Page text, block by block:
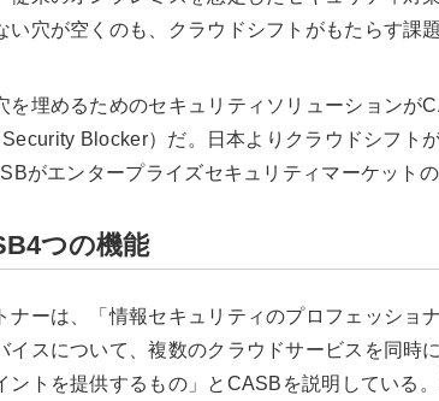
い穴が空くのも、クラウドシフトがもたらす課
埋めるためのセキュリティソリューションが
Blocker）だ。日本よりクラウドシフト
がエンタープライズセキュリティマーケット
つの機能
ーは、「情報セキュリティのプロフェッショ
イスについて、複数のクラウドサービスを同時
ントを提供するもの」とCASBを説明している